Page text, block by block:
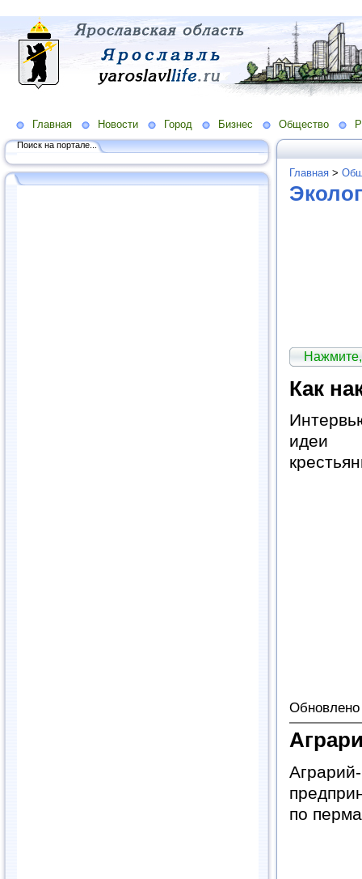
Главная Новости Город Бизнес Общество
Поиск на портале...
Главная >
Как
идеи
Обновлено
по